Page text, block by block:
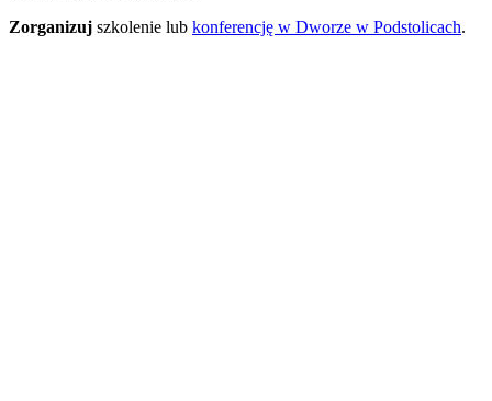
Zorganizuj szkolenie lub konferencję w Dworze w Podstolicach.